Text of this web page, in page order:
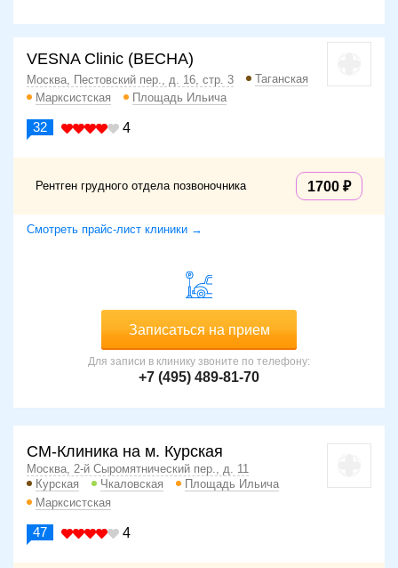
VESNA Clinic (ВЕСНА)
Москва, Пестовский пер., д. 16, стр. 3
Таганская
Марксистская
Площадь Ильича
32 4
Рентген грудного отдела позвоночника 1700
Смотреть прайс-лист клиники →
Записаться на прием
Для записи в клинику звоните по телефону:
+7 (495) 489-81-70
СМ-Клиника на м. Курская
Москва, 2-й Сыромятнический пер., д. 11
Курская
Чкаловская
Площадь Ильича
Марксистская
47 4